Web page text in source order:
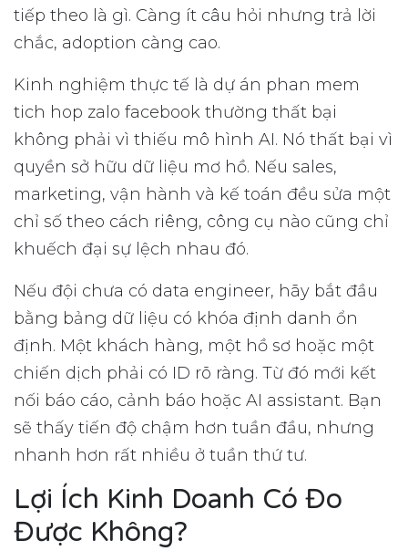
tiếp theo là gì. Càng ít câu hỏi nhưng trả lời
chắc, adoption càng cao.
Kinh nghiệm thực tế là dự án phan mem
tich hop zalo facebook thường thất bại
không phải vì thiếu mô hình AI. Nó thất bại vì
quyền sở hữu dữ liệu mơ hồ. Nếu sales,
marketing, vận hành và kế toán đều sửa một
chỉ số theo cách riêng, công cụ nào cũng chỉ
khuếch đại sự lệch nhau đó.
Nếu đội chưa có data engineer, hãy bắt đầu
bằng bảng dữ liệu có khóa định danh ổn
định. Một khách hàng, một hồ sơ hoặc một
chiến dịch phải có ID rõ ràng. Từ đó mới kết
nối báo cáo, cảnh báo hoặc AI assistant. Bạn
sẽ thấy tiến độ chậm hơn tuần đầu, nhưng
nhanh hơn rất nhiều ở tuần thứ tư.
Lợi Ích Kinh Doanh Có Đo
Được Không?